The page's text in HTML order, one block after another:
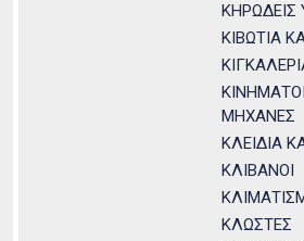
ΚΗΡΩΔΕΙΣ
ΚΙΒΩΤΙΑ
ΜΗΧΑΝΕΣ
ΚΛΕΙΔΙΑ
ΚΛΙΒΑΝΟΙ
ΚΛΩΣΤΕΣ